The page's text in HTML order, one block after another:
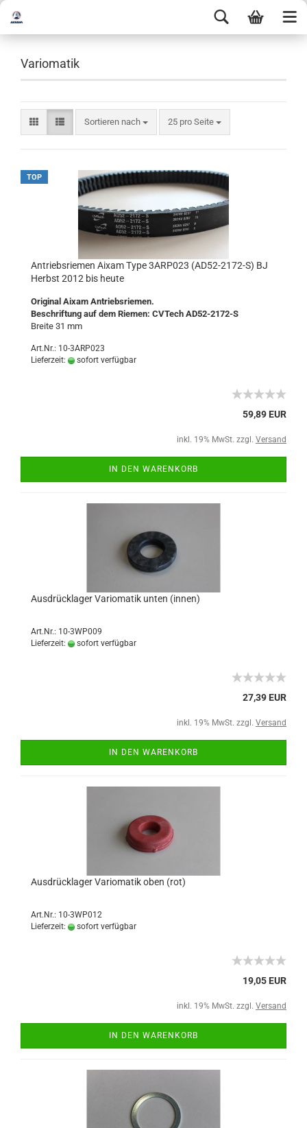
Variomatik
Sortieren nach 25 pro Seite
TOP
Antriebsriemen Aixam Type 3ARP023 (AD52-2172-S) BJ
Herbst 2012 bis heute
Original Aixam Antriebsriemen.
Beschriftung auf dem Riemen: CVTech AD52-2172-S
Breite 31 mm
Art.Nr.: 10-3ARP023
Lieferzeit:
sofort verfügbar
59,89 EUR
inkl. 19% MwSt. zzgl. Versand
IN DEN WARENKORB
Ausdrücklager Variomatik unten (innen)
Art.Nr.: 10-3WP009
Lieferzeit:
sofort verfügbar
27,39 EUR
inkl. 19% MwSt. zzgl. Versand
IN DEN WARENKORB
Ausdrücklager Variomatik oben (rot)
Art.Nr.: 10-3WP012
Lieferzeit:
sofort verfügbar
19,05 EUR
inkl. 19% MwSt. zzgl. Versand
IN DEN WARENKORB